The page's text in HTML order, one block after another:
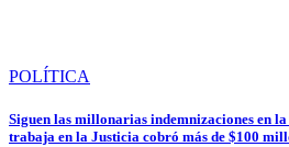
POLÍTICA
Siguen las millonarias indemnizaciones en
trabaja en la Justicia cobró más de $100